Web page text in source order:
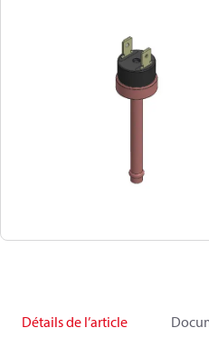
Détails de l’article